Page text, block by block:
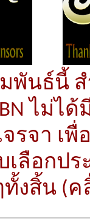
พันธ์นี้
ไม่ไ
จรจา เ
เลือกป
ทั้งสิ้น (